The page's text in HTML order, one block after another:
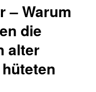
– Warum
die
alter